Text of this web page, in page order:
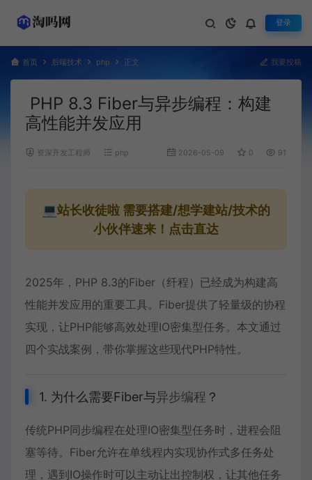
登录
首页 后端技术 php 正文 我要投稿
PHP 8.3 Fiber与异步编程：构建
高性能并发应用
资深开发工程师 php 2026-05-09 0 911
💻站长收徒啦 需要搭建/想学建站/技术的
小伙伴速来！点击直达
2025年，PHP 8.3的Fiber（纤程）已经成为构建高
性能并发应用的重要工具。Fiber提供了轻量级的协程
实现，让PHP能够高效处理IO密集型任务。本文通过
四个实战案例，带你掌握这些现代PHP特性。
1. 为什么需要Fiber与异步编程 ？
传统PHP同步编程在处理IO密集型任务时，进程会阻
塞等待。Fiber允许在单线程内实现协作式多任务处
理，遇到IO操作时可以主动让出控制权，让其他任务